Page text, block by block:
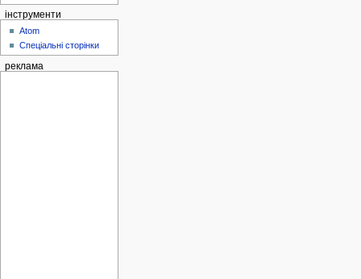
інструменти
Atom
Спеціальні сторінки
реклама